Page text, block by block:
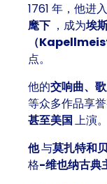
1761 年，他进入
麾下 ，成为埃
（
点。
他的交响曲、
等众多作品享
甚至美国上演。
他与莫扎特和
格-维也纳古典